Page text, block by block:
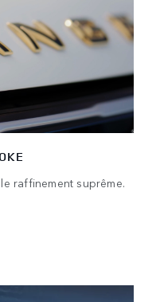
raffinement suprême.